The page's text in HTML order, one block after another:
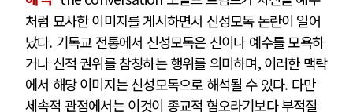
처럼 묘사한 이미지를 게시하면서 신성모독 논란이 일어
났다. 기독교 전통에서 신성모독은 신이나 예수를 모욕하
거나 신적 권위를 참칭하는 행위를 의미하며, 이러한 맥락
에서 해당 이미지는 신성모독으로 해석될 수 있다. 다만
세속적 관점에서는 이것이 종교적 혐오라기보다 부적절